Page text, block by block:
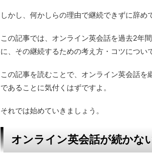
しかし、何かしらの理由で継続できずに辞め
この記事では、オンライン英会話を過去2年
に、その継続するための考え方・コツについ
この記事を読むことで、オンライン英会話
であることに気付くはずですよ。
それでは始めていきましょう。
オンライン英会話が続かな